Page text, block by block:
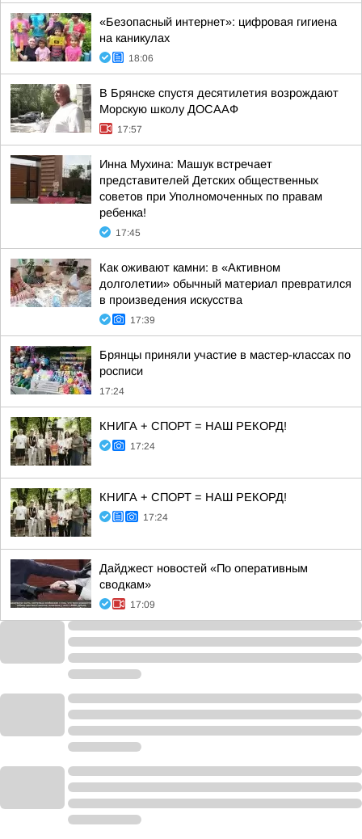
«Безопасный интернет»: цифровая гигиена
на каникулах
18:06
В Брянске спустя десятилетия возрождают
Морскую школу ДОСААФ
17:57
Инна Мухина: Машук встречает
представителей Детских общественных
советов при Уполномоченных по правам
ребенка!
17:45
Как оживают камни: в «Активном
долголетии» обычный материал превратился
в произведения искусства
17:39
Брянцы приняли участие в мастер-классах по
росписи
17:24
КНИГА + СПОРТ = НАШ РЕКОРД!
17:24
КНИГА + СПОРТ = НАШ РЕКОРД!
17:24
Дайджест новостей «По оперативным
сводкам»
17:09